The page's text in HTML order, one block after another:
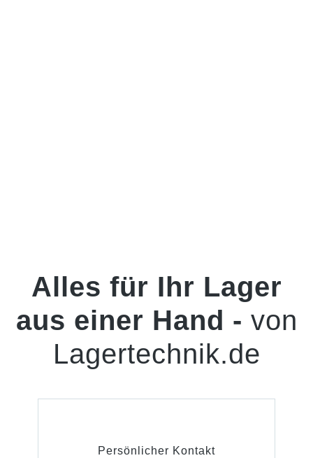
Alles für Ihr Lager
aus einer Hand - von
Lagertechnik.de
Persönlicher Kontakt